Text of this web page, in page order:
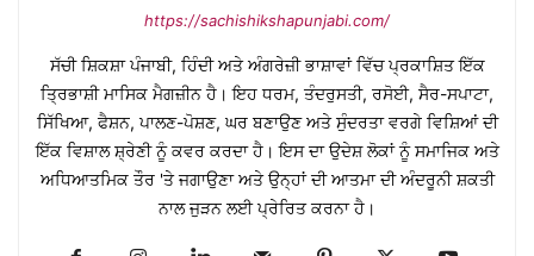
https://sachishikshapunjabi.com/
ਸੱਚੀ ਸ਼ਿਕਸ਼ਾ ਪੰਜਾਬੀ, ਹਿੰਦੀ ਅਤੇ ਅੰਗਰੇਜ਼ੀ ਭਾਸ਼ਾਵਾਂ ਵਿੱਚ ਪ੍ਰਕਾਸ਼ਿਤ ਇੱਕ
ਤ੍ਰਿਭਾਸ਼ੀ ਮਾਸਿਕ ਮੈਗਜ਼ੀਨ ਹੈ। ਇਹ ਧਰਮ, ਤੰਦਰੁਸਤੀ, ਰਸੋਈ, ਸੈਰ-ਸਪਾਟਾ,
ਸਿੱਖਿਆ, ਫੈਸ਼ਨ, ਪਾਲਣ-ਪੋਸ਼ਣ, ਘਰ ਬਣਾਉਣ ਅਤੇ ਸੁੰਦਰਤਾ ਵਰਗੇ ਵਿਸ਼ਿਆਂ ਦੀ
ਇੱਕ ਵਿਸ਼ਾਲ ਸ਼੍ਰੇਣੀ ਨੂੰ ਕਵਰ ਕਰਦਾ ਹੈ। ਇਸ ਦਾ ਉਦੇਸ਼ ਲੋਕਾਂ ਨੂੰ ਸਮਾਜਿਕ ਅਤੇ
ਅਧਿਆਤਮਿਕ ਤੌਰ 'ਤੇ ਜਗਾਉਣਾ ਅਤੇ ਉਨ੍ਹਾਂ ਦੀ ਆਤਮਾ ਦੀ ਅੰਦਰੂਨੀ ਸ਼ਕਤੀ
ਨਾਲ ਜੁੜਨ ਲਈ ਪ੍ਰੇਰਿਤ ਕਰਨਾ ਹੈ।